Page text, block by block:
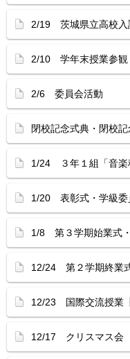
2/19 茨城県立高校入
2/10 学年末授業参観
2/6 委員会活動
閉校記念式典・閉校
1/24 ３年１組「音楽
1/20 表彰式・学級委
1/8 第３学期始業式
12/24 第２学期終業
12/23 国際交流授業【
12/17 クリスマス会